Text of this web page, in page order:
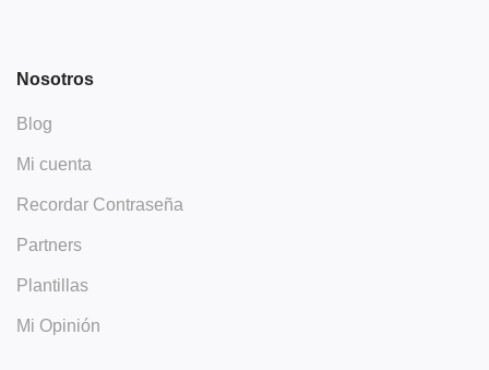
Nosotros
Blog
Mi cuenta
Recordar Contraseña
Partners
Plantillas
Mi Opinión